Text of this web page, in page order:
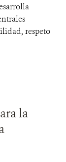
respeto
la